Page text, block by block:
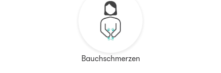
Bauchschmerzen